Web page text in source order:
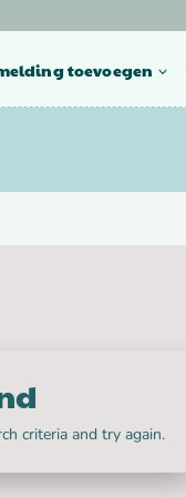
toevoegen
criteria and try again.